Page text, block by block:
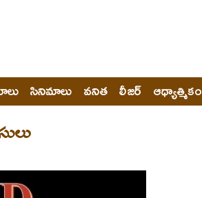
సినిమాలు వనిత లీజర్ ఆధ్యాత్మికం